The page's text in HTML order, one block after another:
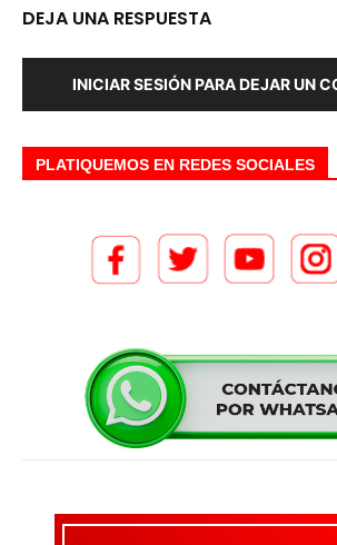
DEJA UNA RESPUESTA
INICIAR SESIÓN PARA DEJAR UN
PLATIQUEMOS EN REDES SOCIALES